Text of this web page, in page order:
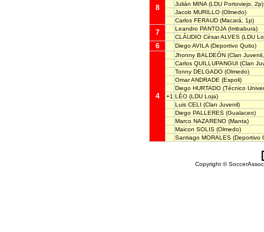
8
Julián MINA (LDU Portoviejo, 2p)
Jacob MURILLO (Olmedo)
Carlos FERAUD (Macará, 1p)
7 Leandro PANTOJA (Imbabura)
CLÁUDIO César ALVES (LDU
6 Diego AVILA (Deportivo Quito)
4
Jhonny BALDEÓN (Clan
Carlos QUILLUPANGUI (Clan
Tonny DELGADO (Olmedo)
Omar ANDRADE (Espoli)
Diego HURTADO (Técnico
+1 LÉO (LDU Loja)
Luis CELI (Clan Juvenil)
Diego PALLERES (Gualaceo)
Marco NAZARENO (Manta)
Maicon SOLIS (Olmedo)
Santiago MORALES (Deportivo
Copyright ©